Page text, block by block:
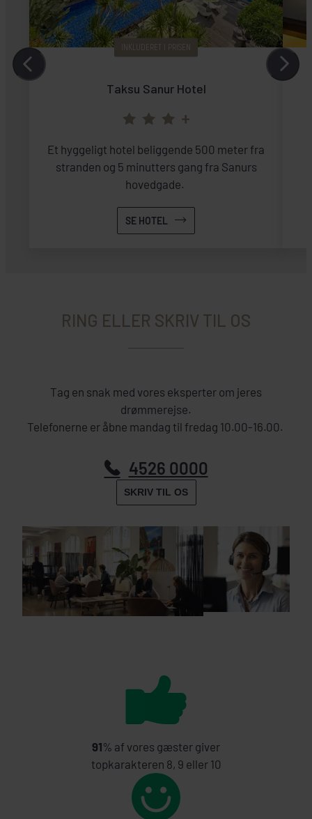
INKLUDERET I PRISEN
Taksu Sanur Hotel
+
Et hyggeligt hotel beliggende 500 meter fra
stranden og 5 minutters gang fra Sanurs
hovedgade.
SE HOTEL
RING ELLER SKRIV TIL OS
Tag en snak med vores eksperter om jeres
drømmerejse.
Telefonerne er åbne mandag til fredag 10.00-16.00.
4526 0000
SKRIV TIL OS
91% af vores gæster giver
topkarakteren 8, 9 eller 10